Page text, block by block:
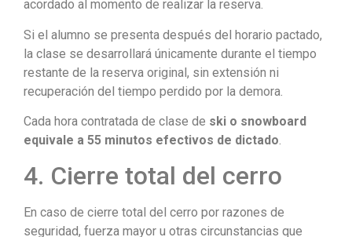
acordado al momento de realizar la reserva.
Si el alumno se presenta después del horario pactado,
la clase se desarrollará únicamente durante el tiempo
restante de la reserva original, sin extensión ni
recuperación del tiempo perdido por la demora.
Cada hora contratada de clase de ski o snowboard
equivale a 55 minutos efectivos de dictado.
4. Cierre total del cerro
En caso de cierre total del cerro por razones de
seguridad, fuerza mayor u otras circunstancias que